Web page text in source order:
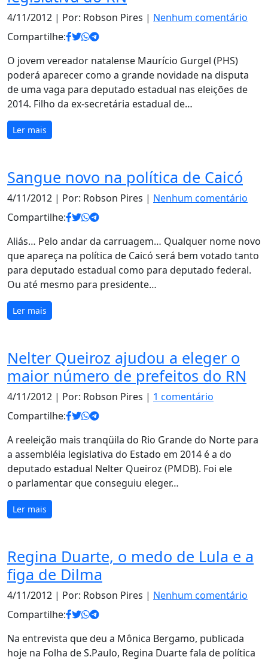
4/11/2012 | Por: Robson Pires | Nenhum comentário
Compartilhe:
O jovem vereador natalense Maurício Gurgel (PHS)
poderá aparecer como a grande novidade na disputa
de uma vaga para deputado estadual nas eleições de
2014. Filho da ex-secretária estadual de…
Ler mais
Sangue novo na política de Caicó
4/11/2012 | Por: Robson Pires | Nenhum comentário
Compartilhe:
Aliás… Pelo andar da carruagem… Qualquer nome novo
que apareça na política de Caicó será bem votado tanto
para deputado estadual como para deputado federal.
Ou até mesmo para presidente…
Ler mais
Nelter Queiroz ajudou a eleger o
maior número de prefeitos do RN
4/11/2012 | Por: Robson Pires | 1 comentário
Compartilhe:
A reeleição mais tranqüila do Rio Grande do Norte para
a assembléia legislativa do Estado em 2014 é a do
deputado estadual Nelter Queiroz (PMDB). Foi ele
o parlamentar que conseguiu eleger…
Ler mais
Regina Duarte, o medo de Lula e a
figa de Dilma
4/11/2012 | Por: Robson Pires | Nenhum comentário
Compartilhe:
Na entrevista que deu a Mônica Bergamo, publicada
hoje na Folha de S.Paulo, Regina Duarte fala de política